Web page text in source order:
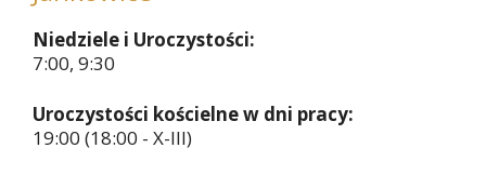
Niedziele i Uroczystości:
7:00, 9:30
Uroczystości kościelne w dni pracy:
19:00 (18:00 - X-III)